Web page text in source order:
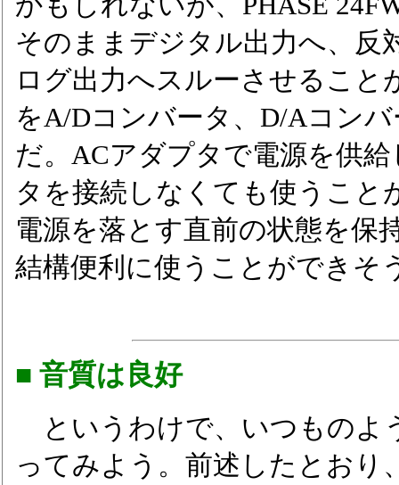
そのままデジタル出力へ、反
ログ出力へスルーさせること
をA/Dコンバータ、D/Aコン
だ。ACアダプタで電源を供
タを接続しなくても使うこと
電源を落とす直前の状態を保
結構便利に使うことができそ
■ 音質は良好
というわけで、いつものよ
ってみよう。前述したとおり